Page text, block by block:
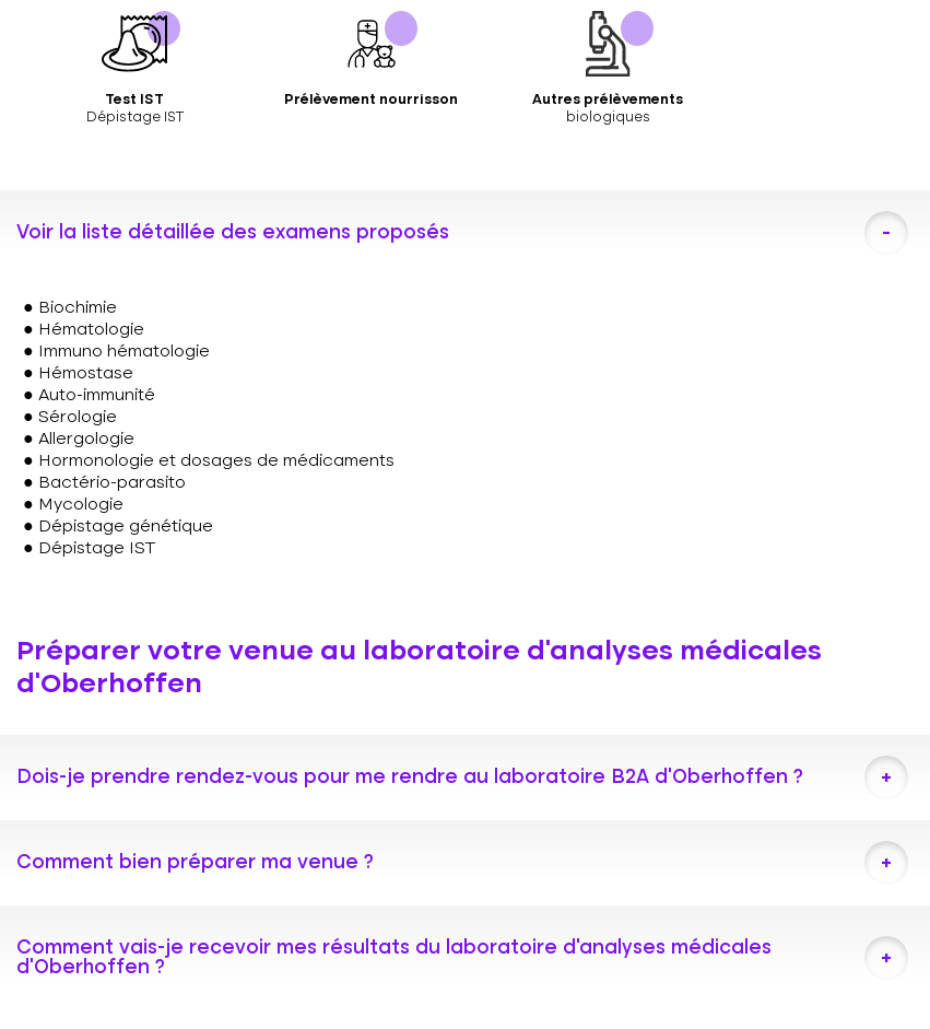
Test IST
Dépistage IST
Prélèvement nourrisson
Autres prélèvements
biologiques
Voir la liste détaillée des examens proposés
Biochimie
Hématologie
Immuno hématologie
Hémostase
Auto-immunité
Sérologie
Allergologie
Hormonologie et dosages de médicaments
Bactério-parasito
Mycologie
Dépistage génétique
Dépistage IST
Préparer votre venue au laboratoire d’analyses médicales
d'Oberhoffen
Dois-je prendre rendez-vous pour me rendre au laboratoire B2A d'Oberhoffen ?
Votre laboratoire de biologie médicale vous accueille toute la journée sans rendez-vous pour vos prises de
sang et vos tests COVID-19.
ou par e-mail au moindre doute.
Comment bien préparer ma venue ?
Nous vous invitons à consulter notre page dédiée afin de préparer au mieux votre venue :
Comment vais-je recevoir mes résultats du laboratoire d’analyses médicales
d'Oberhoffen ?